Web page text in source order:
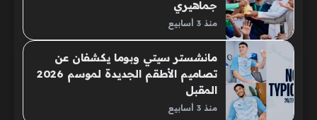
جماهيري
منذ 3 أسابيع
مانشستر سيتي وبوما يكشفان عن
تصاميم الأطقم الجديدة لموسم 2026
المقبل
منذ 3 أسابيع